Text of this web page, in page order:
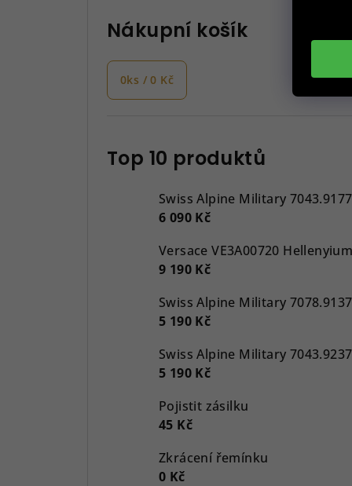
Nákupní košík
0ks /0 Kč
Top 10 produktů
Swiss Alpine Military 7043.9177
6 090 Kč
9 190 Kč
5 190 Kč
5 190 Kč
Pojistit zásilku
45 Kč
Zkrácení řemínku
0 Kč